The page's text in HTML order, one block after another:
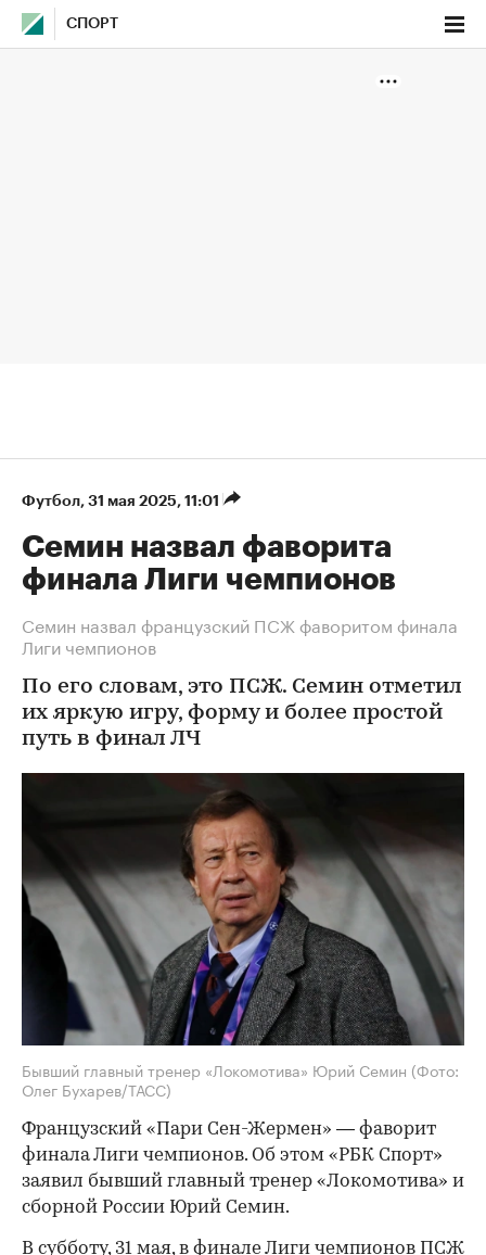
СПОРТ
Футбол⁠, 31 мая 2025, 11:01
Семин назвал фаворита
финала Лиги чемпионов
Семин назвал французский ПСЖ фаворитом финала
Лиги чемпионов
По его словам, это ПСЖ. Семин отметил
их яркую игру, форму и более простой
путь в финал ЛЧ
Бывший главный тренер «Локомотива» Юрий Семин (Фото:
Олег Бухарев/ТАСС)
Французский «Пари Сен-Жермен» — фаворит
финала Лиги чемпионов. Об этом «РБК Спорт»
заявил бывший главный тренер «Локомотива» и
сборной России Юрий Семин.
В субботу, 31 мая, в финале Лиги чемпионов ПСЖ